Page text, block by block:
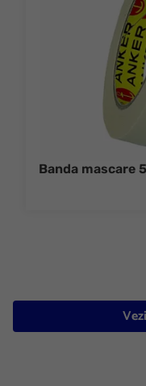
Banda mascare